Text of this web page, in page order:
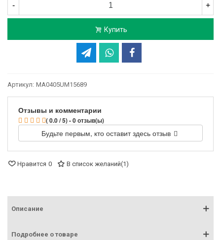
- +
Купить
Артикул: MA0405UM15689
Отзывы и комментарии
( 0.0 / 5) - 0 отзыв(ы)
Будьте первым, кто оставит здесь отзыв
Нравится 0 В список желаний(1)
Описание
Подробнее о товаре